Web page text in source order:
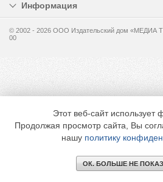
Информация
© 2002 - 2026 OOO Издательский дом
00
Этот веб-сайт использует
Продолжая просмотр сайта, Вы
нашу политику
ОК. БОЛЬШЕ НЕ